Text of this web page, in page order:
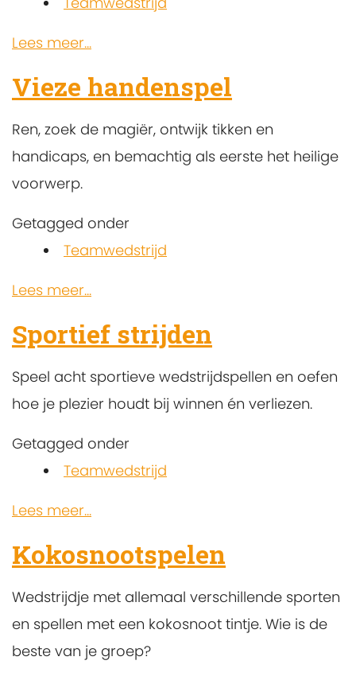
Lees meer...
Vieze handenspel
Ren, zoek de magiër, ontwijk tikken en
handicaps, en bemachtig als eerste het heilige
voorwerp.
Getagged onder
Teamwedstrijd
Lees meer...
Sportief strijden
Speel acht sportieve wedstrijdspellen en oefen
hoe je plezier houdt bij winnen én verliezen.
Getagged onder
Teamwedstrijd
Lees meer...
Kokosnootspelen
Wedstrijdje met allemaal verschillende sporten
en spellen met een kokosnoot tintje. Wie is de
beste van je groep?